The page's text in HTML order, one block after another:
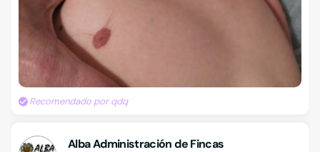
Recomendado por qdq
Alba Administración de Fincas